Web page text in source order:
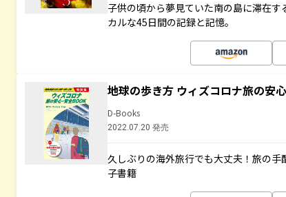
子供の頃から夢見ていた南の島に滞在
カルな45日間の記録と記憶。
地球の歩き方 ウィズコロナ旅の安
D-Books
2022.07.20 発売
久しぶりの海外旅行でも大丈夫！旅の
子書籍